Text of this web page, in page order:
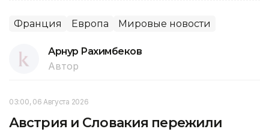
Франция Европа Мировые новости
Арнур Рахимбеков
Автор
03:00, 06 Августа 2026
Австрия и Словакия пережили